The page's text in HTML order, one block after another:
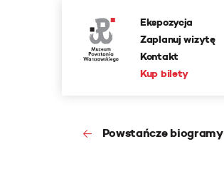
Ekspozycja
Zaplanuj wizytę
Kontakt
Kup bilety
Powstańcze biogramy